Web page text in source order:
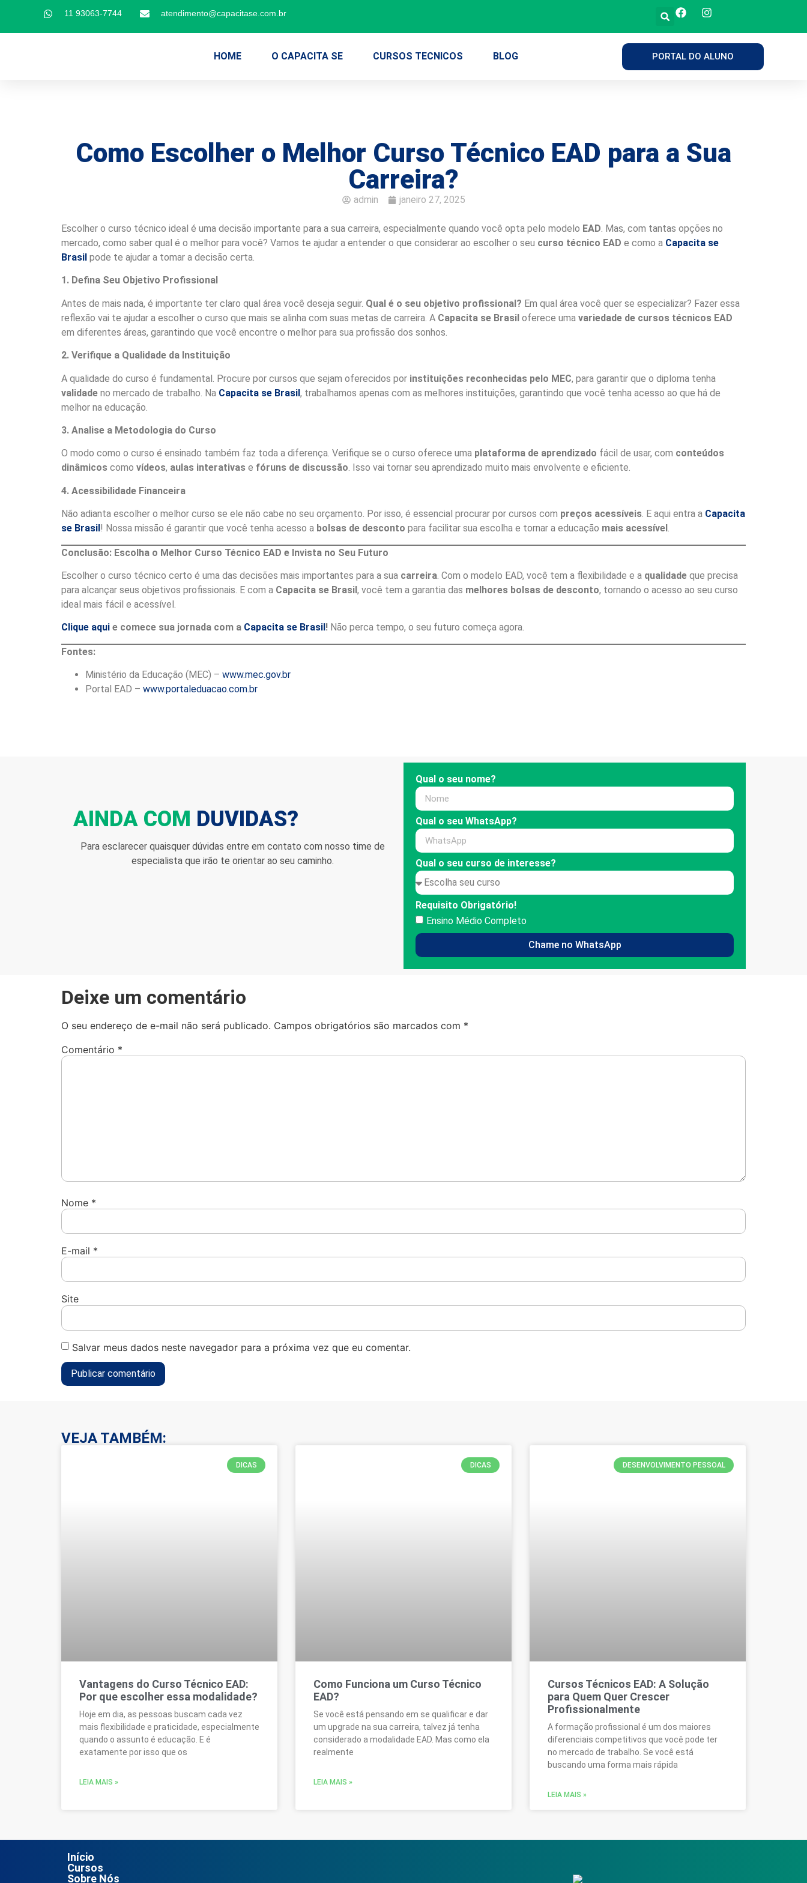
11 93063-7744 atendimento@capacitase.com.br
HOME O CAPACITA SE CURSOS TECNICOS BLOG PORTAL DO ALUNO
Como Escolher o Melhor Curso Técnico EAD para a Sua
Carreira?
admin janeiro 27, 2025
Escolher o curso técnico ideal é uma decisão importante para a sua carreira, especialmente quando você opta pelo modelo EAD. Mas, com tantas opções no
mercado, como saber qual é o melhor para você? Vamos te ajudar a entender o que considerar ao escolher o seu curso técnico EAD e como a Capacita se
Brasil pode te ajudar a tomar a decisão certa.
1. Defina Seu Objetivo Profissional
Antes de mais nada, é importante ter claro qual área você deseja seguir. Qual é o seu objetivo profissional? Em qual área você quer se especializar? Fazer essa
reflexão vai te ajudar a escolher o curso que mais se alinha com suas metas de carreira. A Capacita se Brasil oferece uma variedade de cursos técnicos EAD
em diferentes áreas, garantindo que você encontre o melhor para sua profissão dos sonhos.
2. Verifique a Qualidade da Instituição
A qualidade do curso é fundamental. Procure por cursos que sejam oferecidos por instituições reconhecidas pelo MEC, para garantir que o diploma tenha
validade no mercado de trabalho. Na Capacita se Brasil, trabalhamos apenas com as melhores instituições, garantindo que você tenha acesso ao que há de
melhor na educação.
3. Analise a Metodologia do Curso
O modo como o curso é ensinado também faz toda a diferença. Verifique se o curso oferece uma plataforma de aprendizado fácil de usar, com conteúdos
dinâmicos como vídeos, aulas interativas e fóruns de discussão. Isso vai tornar seu aprendizado muito mais envolvente e eficiente.
4. Acessibilidade Financeira
Não adianta escolher o melhor curso se ele não cabe no seu orçamento. Por isso, é essencial procurar por cursos com preços acessíveis. E aqui entra a Capacita
se Brasil! Nossa missão é garantir que você tenha acesso a bolsas de desconto para facilitar sua escolha e tornar a educação mais acessível.
Conclusão: Escolha o Melhor Curso Técnico EAD e Invista no Seu Futuro
Escolher o curso técnico certo é uma das decisões mais importantes para a sua carreira. Com o modelo EAD, você tem a flexibilidade e a qualidade que precisa
para alcançar seus objetivos profissionais. E com a Capacita se Brasil, você tem a garantia das melhores bolsas de desconto, tornando o acesso ao seu curso
ideal mais fácil e acessível.
Clique aqui e comece sua jornada com a Capacita se Brasil ! Não perca tempo, o seu futuro começa agora.
Fontes:
Ministério da Educação (MEC) – www.mec.gov.br
Portal EAD – www.portaleduacao.com.br
AINDA COM DUVIDAS?
Para esclarecer quaisquer dúvidas entre em contato com nosso time de
especialista que irão te orientar ao seu caminho.
Qual o seu nome?
Qual o seu WhatsApp?
Qual o seu curso de interesse?
Requisito Obrigatório!
Ensino Médio Completo
Chame no WhatsApp
Deixe um comentário
O seu endereço de e-mail não será publicado. Campos obrigatórios são marcados com *
Comentário *
Nome *
E-mail *
Site
Salvar meus dados neste navegador para a próxima vez que eu comentar.
VEJA TAMBÉM:
DICAS
Vantagens do Curso Técnico EAD:
Por que escolher essa modalidade?
Hoje em dia, as pessoas buscam cada vez
mais flexibilidade e praticidade, especialmente
quando o assunto é educação. E é
exatamente por isso que os
LEIA MAIS »
DICAS
Como Funciona um Curso Técnico
EAD?
Se você está pensando em se qualificar e dar
um upgrade na sua carreira, talvez já tenha
considerado a modalidade EAD. Mas como ela
realmente
LEIA MAIS »
DESENVOLVIMENTO PESSOAL
Cursos Técnicos EAD: A Solução
para Quem Quer Crescer
Profissionalmente
A formação profissional é um dos maiores
diferenciais competitivos que você pode ter
no mercado de trabalho. Se você está
buscando uma forma mais rápida
LEIA MAIS »
Início
Cursos
Sobre Nós